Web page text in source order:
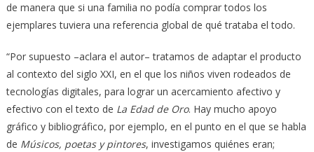
de manera que si una familia no podía comprar todos los
ejemplares tuviera una referencia global de qué trataba el todo.
“Por supuesto –aclara el autor– tratamos de adaptar el producto
al contexto del siglo XXI, en el que los niños viven rodeados de
tecnologías digitales, para lograr un acercamiento afectivo y
efectivo con el texto de La Edad de Oro. Hay mucho apoyo
gráfico y bibliográfico, por ejemplo, en el punto en el que se habla
de Músicos, poetas y pintores, investigamos quiénes eran;